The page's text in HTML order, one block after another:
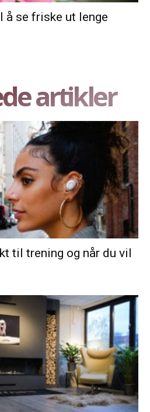
å se friske ut lenge
artikler
til trening og når du vil